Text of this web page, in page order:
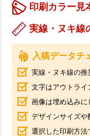
印刷カラー見
実線・ヌキ線
入稿データチ
実線・ヌキ線の
文字はアウトラ
画像は埋め込みに
デザインサイズ
選択した印刷方